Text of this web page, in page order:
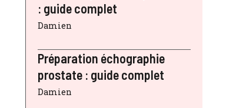
: guide complet
Damien
Préparation échographie
prostate : guide complet
Damien